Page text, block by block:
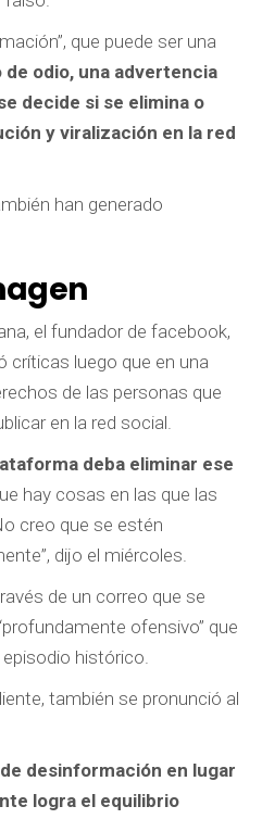
que puede ser una
de odio, una advertencia
decide si se elimina o
y viralización en la red
han generado
el fundador de facebook,
críticas luego que en una
de las personas que
en la red social.
deba eliminar ese
hay cosas en las que las
creo que se estén
dijo el miércoles.
de un correo que se
ofensivo” que
histórico.
también se pronunció al
desinformación en lugar
logra el equilibrio